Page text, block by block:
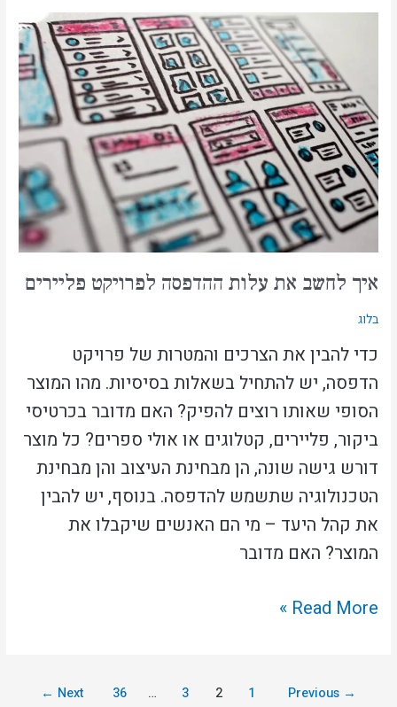
איך לחשב את עלות ההדפסה לפרויקט פליירים
בלוג
כדי להבין את הצרכים והמטרות של פרויקט
הדפסה, יש להתחיל בשאלות בסיסיות. מהו המוצר
הסופי שאותו רוצים להפיק? האם מדובר בכרטיסי
ביקור, פליירים, קטלוגים או אולי ספרים? כל מוצר
דורש גישה שונה, הן מבחינת העיצוב והן מבחינת
הטכנולוגיה שתשמש להדפסה. בנוסף, יש להבין
את קהל היעד – מי הם האנשים שיקבלו את
המוצר? האם מדובר
עלות
ההדפסה
לפרויקט
פליירים
Read More »
→
1
2
3
…
36
Next
←